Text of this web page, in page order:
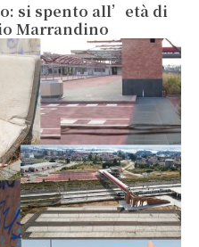
si spento all’età di
Marrandino